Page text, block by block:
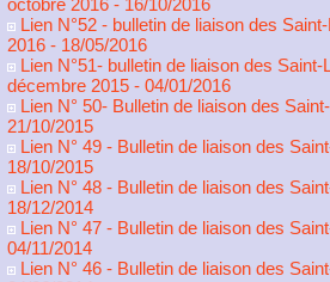
octobre 2016 - 16/10/2016
Lien N°52 - bulletin de liaison des
2016 - 18/05/2016
Lien N°51- bulletin de liaison des
décembre 2015 - 04/01/2016
Lien N° 50- Bulletin de liaison des
21/10/2015
Lien N° 49 - Bulletin de liaison des
18/10/2015
Lien N° 48 - Bulletin de liaison des
18/12/2014
Lien N° 47 - Bulletin de liaison des
04/11/2014
Lien N° 46 - Bulletin de liaison des